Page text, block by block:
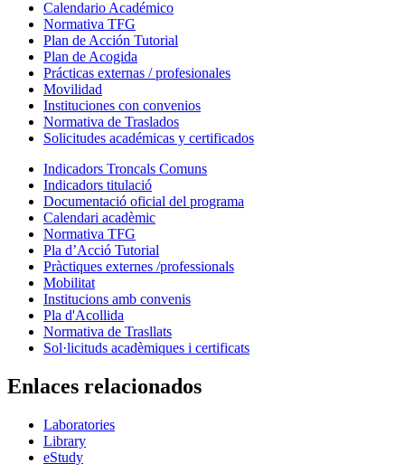
Calendario Académico
Normativa TFG
Plan de Acción Tutorial
Plan de Acogida
Prácticas externas / profesionales
Movilidad
Instituciones con convenios
Normativa de Traslados
Solicitudes académicas y certificados
Indicadors Troncals Comuns
Indicadors titulació
Documentació oficial del programa
Calendari acadèmic
Normativa TFG
Pla d’Acció Tutorial
Pràctiques externes /professionals
Mobilitat
Institucions amb convenis
Pla d'Acollida
Normativa de Trasllats
Sol·licituds acadèmiques i certificats
Enlaces relacionados
Laboratories
Library
eStudy